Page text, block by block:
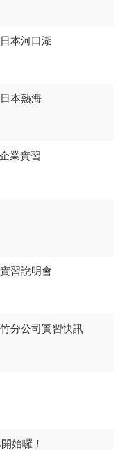
本河口湖
本熱海
業實習
習說明會
分公司實習快訊
始囉！